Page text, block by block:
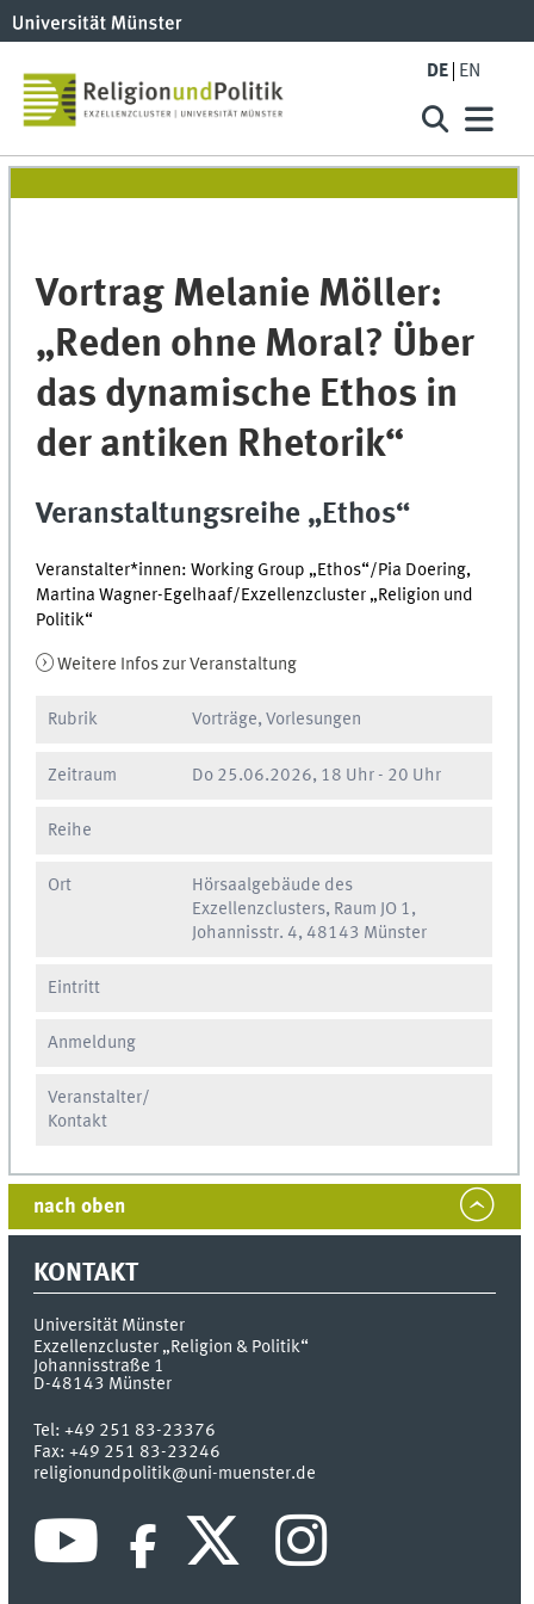
DE EN
Vortrag Melanie Möller:
„Reden ohne Moral? Über
das dynamische Ethos in
der antiken Rhetorik“
Veranstaltungsreihe „Ethos“
Veranstalter*innen: Working Group „Ethos“/Pia Doering,
Martina Wagner-Egelhaaf/Exzellenzcluster „Religion und
Politik“
Weitere Infos zur Veranstaltung
Rubrik Vorträge, Vorlesungen
Zeitraum Do 25.06.2026, 18 Uhr - 20 Uhr
Reihe
Ort
Hörsaalgebäude des
Exzellenzclusters, Raum JO 1,
Johannisstr. 4, 48143 Münster
Eintritt
Anmeldung
Veranstalter/
Kontakt
nach oben
KONTAKT
Universität Münster
Exzellenzcluster „Religion & Politik“
Johannisstraße 1
D-48143 Münster
Tel:+49 251 83-23376
Fax:+49 251 83-23246
religionundpolitik@uni-muenster.de